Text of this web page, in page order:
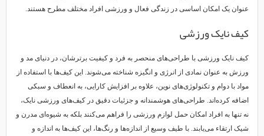
عنوان یک امکان اساسی در زندگی فعال و ورزشی افراد مختلف مطرح هستند.
کیف نایک ورزشی
کیف‌ نایک ورزشی با طراحی‌های منحصر به فرد و کیفیت برترشان، در دنیای مد و
ورزش به عنوان نمادی از انرژی و انگیزه شناخته می‌شوند. این کیف‌ها با استفاده از
مواد با دوام و تکنولوژی‌های نوین، علاوه بر افزایش کارایی، به انعطاف و سبکی
اضافه کرده‌اند. طراحی‌های هوشمندانه و جزئیات دقیق در کیف‌های ورزشی نایک،
نه تنها به افراد امکان حمل لوازم ورزشی را فراهم می‌کنند بلکه به شیوه‌ای مدرن و
شیک ارتقاء می‌یابند. با طیف وسیع از اندازه‌ها و رنگ‌ها، این کیف‌ها به اندازه و